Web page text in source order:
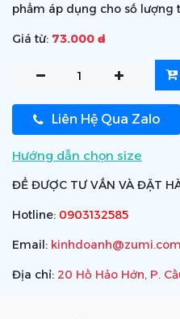
phẩm áp dụng cho số lượng
Giá từ: 73.000 ₫
Liên Hệ Qua Zalo
Hướng dẫn chọn size
ĐỂ ĐƯỢC TƯ VẤN VÀ ĐẶT
Hotline: 0903132585
Email:
Địa chỉ: 20 Hồ Hảo Hớn, P.